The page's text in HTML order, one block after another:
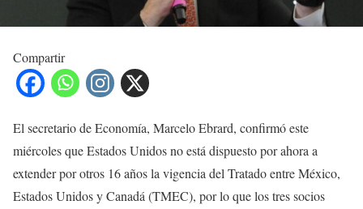
Compartir
El secretario de Economía, Marcelo Ebrard, confirmó este
miércoles que Estados Unidos no está dispuesto por ahora a
extender por otros 16 años la vigencia del Tratado entre México,
Estados Unidos y Canadá (TMEC), por lo que los tres socios